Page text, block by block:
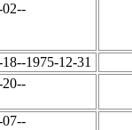
02--
1975-12-31
20--
07--